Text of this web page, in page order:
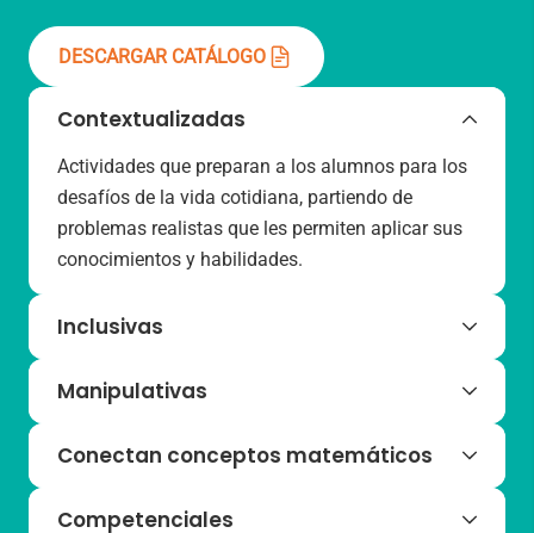
DESCARGAR CATÁLOGO
Contextualizadas
Actividades que preparan a los alumnos para los
desafíos de la vida cotidiana, partiendo de
problemas realistas que les permiten aplicar sus
conocimientos y habilidades.
Inclusivas
sesiones de repaso y de autoevaluación, y una
alumno se queda atrás.
Manipulativas
materiales y recursos que hacen que las clases
Conectan conceptos matemáticos
Competenciales